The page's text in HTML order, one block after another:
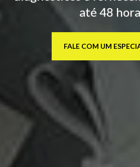
até 48
FALE COM UM